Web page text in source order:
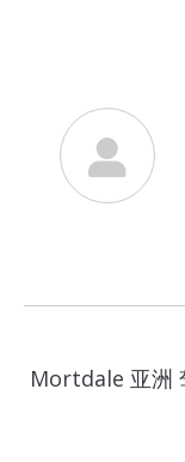
navigation
Mortdale 亚洲